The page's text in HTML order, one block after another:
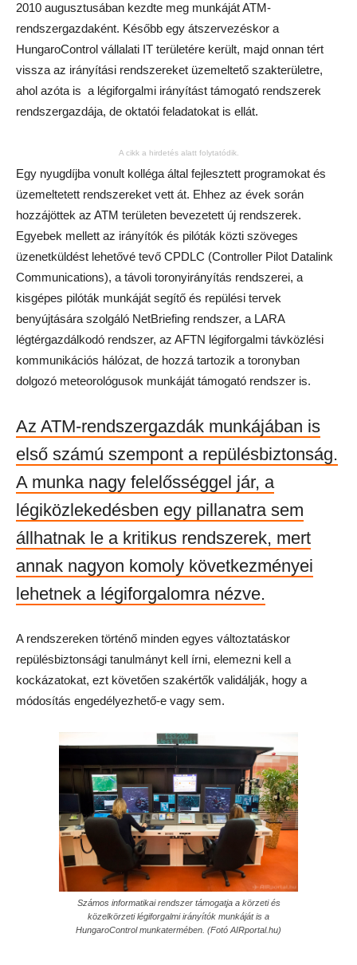
2010 augusztusában kezdte meg munkáját ATM-
rendszergazdaként. Később egy átszervezéskor a
HungaroControl vállalati IT területére került, majd onnan tért
vissza az irányítási rendszereket üzemeltető szakterületre,
ahol azóta is a légiforgalmi irányítást támogató rendszerek
rendszergazdája, de oktatói feladatokat is ellát.
A cikk a hirdetés alatt folytatódik.
Egy nyugdíjba vonult kolléga által fejlesztett programokat és
üzemeltetett rendszereket vett át. Ehhez az évek során
hozzájöttek az ATM területen bevezetett új rendszerek.
Egyebek mellett az irányítók és pilóták közti szöveges
üzenetküldést lehetővé tevő CPDLC (Controller Pilot Datalink
Communications), a távoli toronyirányítás rendszerei, a
kisgépes pilóták munkáját segítő és repülési tervek
benyújtására szolgáló NetBriefing rendszer, a LARA
légtérgazdálkodó rendszer, az AFTN légiforgalmi távközlési
kommunikációs hálózat, de hozzá tartozik a toronyban
dolgozó meteorológusok munkáját támogató rendszer is.
Az ATM-rendszergazdák munkájában is
első számú szempont a repülésbiztonság.
A munka nagy felelősséggel jár, a
légiközlekedésben egy pillanatra sem
állhatnak le a kritikus rendszerek, mert
annak nagyon komoly következményei
lehetnek a légiforgalomra nézve.
A rendszereken történő minden egyes változtatáskor
repülésbiztonsági tanulmányt kell írni, elemezni kell a
kockázatokat, ezt követően szakértők validálják, hogy a
módosítás engedélyezhető-e vagy sem.
Számos informatikai rendszer támogatja a körzeti és
közelkörzeti légiforgalmi irányítók munkáját is a
HungaroControl munkatermében. (Fotó AIRportal.hu)